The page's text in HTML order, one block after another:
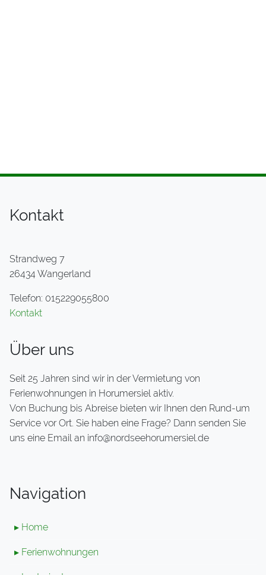
Kontakt
Strandweg 7
26434 Wangerland
Telefon: 015229055800
Kontakt
Über uns
Seit 25 Jahren sind wir in der Vermietung von
Ferienwohnungen in Horumersiel aktiv.
Von Buchung bis Abreise bieten wir Ihnen den Rund-um
Service vor Ort. Sie haben eine Frage? Dann senden Sie
uns eine Email an info@nordseehorumersiel.de
Navigation
▸ Home
▸ Ferienwohnungen